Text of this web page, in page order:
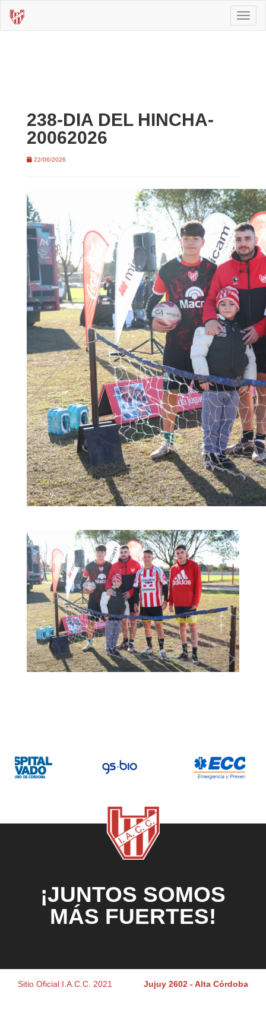
238-DIA DEL HINCHA-
20062026
22/06/2026
¡JUNTOS SOMOS
MÁS FUERTES!
Sitio Oficial I.A.C.C. 2021 Jujuy 2602 - Alta Córdoba